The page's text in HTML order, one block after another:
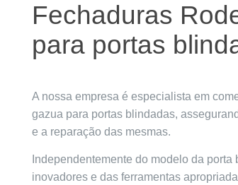
Fechaduras
para portas
A nossa empresa é especialista em
gazua para portas blindadas,
e a reparação das mesmas.
Independentemente do modelo da
inovadores e das ferramentas